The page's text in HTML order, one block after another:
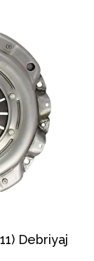
Debriyaj